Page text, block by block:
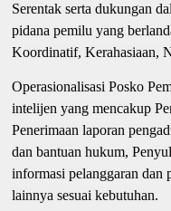
Serentak serta dukungan
pidana pemilu yang
Koordinatif, Kerahasiaan,
Operasionalisasi Posko
intelijen yang mencakup
Penerimaan laporan
dan bantuan hukum,
informasi pelanggaran dan
lainnya sesuai kebutuhan.